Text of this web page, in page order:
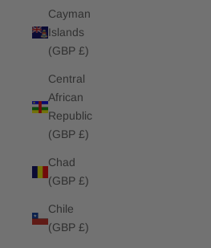
Cayman
Islands
(GBP £)
Central
African
Republic
(GBP £)
Chad
(GBP £)
Chile
(GBP £)